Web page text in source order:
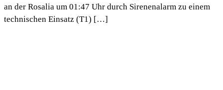
an der Rosalia um 01:47 Uhr durch Sirenenalarm zu einem
technischen Einsatz (T1) […]